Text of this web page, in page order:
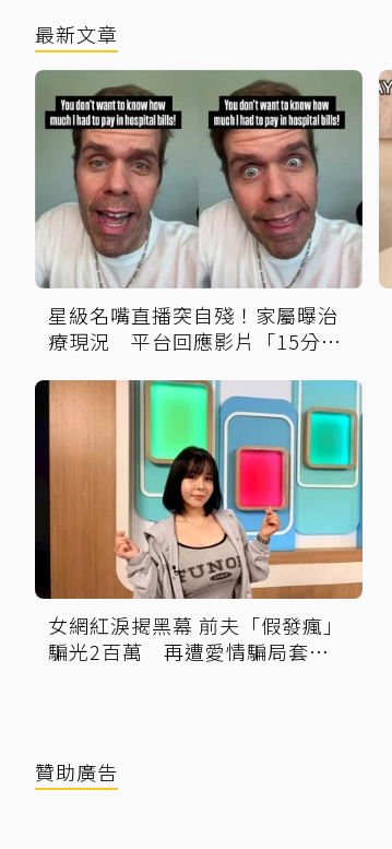
最新文章
星級名嘴直播突自殘！家屬曝治
療現況 平台回應影片「15分鐘
女網紅淚揭黑幕 前夫「假發瘋」
騙光2百萬 再遭愛情騙局套走2
贊助廣告